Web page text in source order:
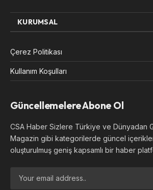
KURUMSAL
Çerez Politikası
Kullanım Koşulları
Güncellemelere Abone Ol
CSA Haber Sizlere Türkiye ve Dünyadan
Magazin gibi kategorilerde güncel
oluşturulmuş geniş kapsamlı bir haber